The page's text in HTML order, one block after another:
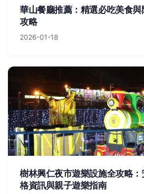
華山餐廳推薦：精選必吃美食
攻略
2026-01-18
樹林興仁夜市遊樂設施全攻略
格資訊與親子遊樂指南